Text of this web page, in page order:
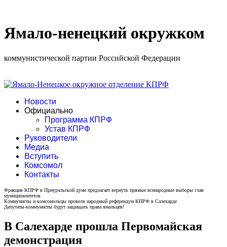
Ямало-ненецкий окружком
коммунистической партии Российской Федерации
Новости
Официально
Программа КПРФ
Устав КПРФ
Руководители
Медиа
Вступить
Комсомол
Контакты
Фракция КПРФ в Приуральской думе предлагает вернуть прямые всенародные выборы глав
муниципалитетов
Коммунисты и комсомольцы провели народный референдум КПРФ в Салехарде
Депутаты-коммунисты будут защищать права ямальцев!
В Салехарде прошла Первомайская
демонстрация